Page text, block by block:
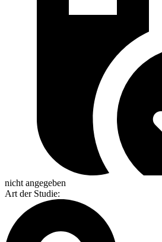
nicht angegeben
Art der Studie: